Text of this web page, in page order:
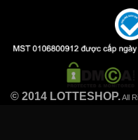
© 2014 LOTTESHOP.All